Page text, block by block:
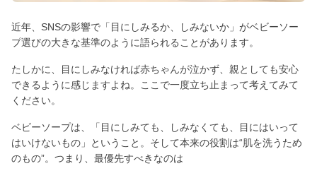
近年、SNSの影響で「目にしみるか、しみないか」がベビーソー
プ選びの大きな基準のように語られることがあります。
たしかに、目にしみなければ赤ちゃんが泣かず、親としても安心
できるように感じますよね。ここで一度立ち止まって考えてみて
ください。
ベビーソープは、「目にしみても、しみなくても、目にはいって
はいけないもの」ということ。そして本来の役割は“肌を洗うため
のもの”。つまり、最優先すべきなのは